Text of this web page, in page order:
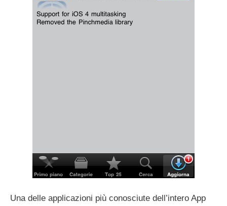
Una delle applicazioni più conosciute dell’intero App